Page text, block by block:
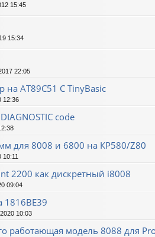
15:45
15:34
22:05
AT89C51 C TinyBasic
12:36
code
для 8008 и 6800 на КР580/Z80
10:11
2200 как дискретный i8008
09:04
1816ВЕ39
10:03
работающая модель 8088 для